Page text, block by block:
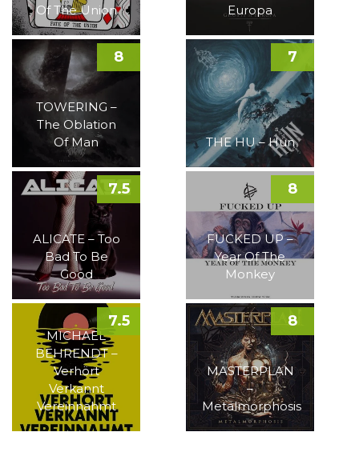
Of The Union Europa
TOWERING –
The Oblation
Of Man
8
THE HU – Hun
7
ALICATE – Too
Bad To Be
Good
7.5
FUCKED UP –
Year Of The
Monkey
8
MICHAEL
BEHRENDT –
Verhört
Verkannt
Vereinnahmt
7.5
MASTERPLAN
–
Metalmorphosis
8